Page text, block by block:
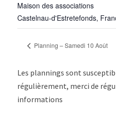
Maison des associations
Castelnau-d'Estretefonds,
Planning – Samedi 10 Août
Les plannings sont
régulièrement, merci de
informations